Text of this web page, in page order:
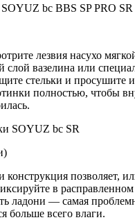
лезвия насухо
слой вазелина или
стельки и просушите
полностью, чтобы
конструкция позволяет,
в
ладони — самая
больше всего влаги.